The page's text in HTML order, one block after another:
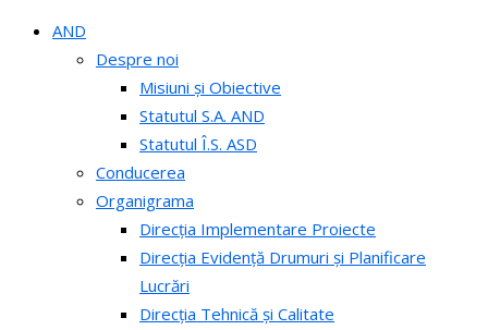
AND
Despre noi
Misiuni și Obiective
Statutul S.A. AND
Statutul Î.S. ASD
Conducerea
Organigrama
Direcția Implementare Proiecte
Direcția Evidență Drumuri și Planificare
Lucrări
Direcția Tehnică și Calitate